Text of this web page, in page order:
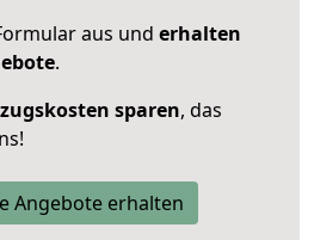
aus und erhalten
.
sparen, das
Angebote erhalten